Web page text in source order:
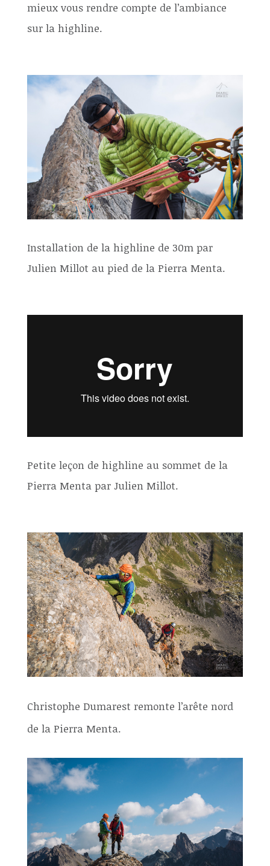
mieux vous rendre compte de l’ambiance
sur la highline.
Installation de la highline de 30m par
Julien Millot au pied de la Pierra Menta.
Petite leçon de highline au sommet de la
Pierra Menta par Julien Millot.
Christophe Dumarest remonte l’arête nord
de la Pierra Menta.